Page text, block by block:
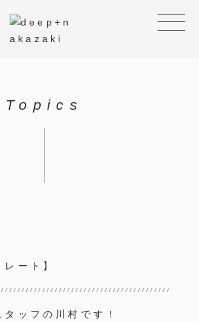
Topics
レート】
ッフの川村です！